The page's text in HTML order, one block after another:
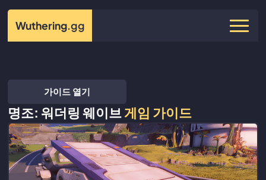
Wuthering.gg
가이드 열기
명조: 워더링 웨이브게임 가이드